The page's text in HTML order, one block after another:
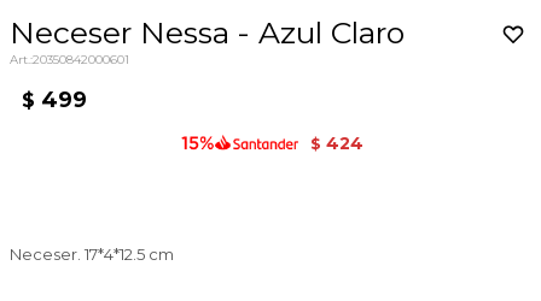
Neceser Nessa - Azul Claro
20350842000601
$ 499
$ 424
Neceser. 17*4*12.5 cm